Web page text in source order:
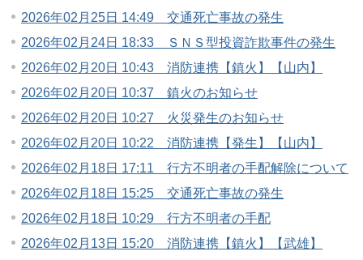
2026年02月25日 14:49 交通死亡事故の発生
2026年02月24日 18:33 ＳＮＳ型投資詐欺事件の発生
2026年02月20日 10:43 消防連携【鎮火】【山内】
2026年02月20日 10:37 鎮火のお知らせ
2026年02月20日 10:27 火災発生のお知らせ
2026年02月20日 10:22 消防連携【発生】【山内】
2026年02月18日 17:11 行方不明者の手配解除について
2026年02月18日 15:25 交通死亡事故の発生
2026年02月18日 10:29 行方不明者の手配
2026年02月13日 15:20 消防連携【鎮火】【武雄】